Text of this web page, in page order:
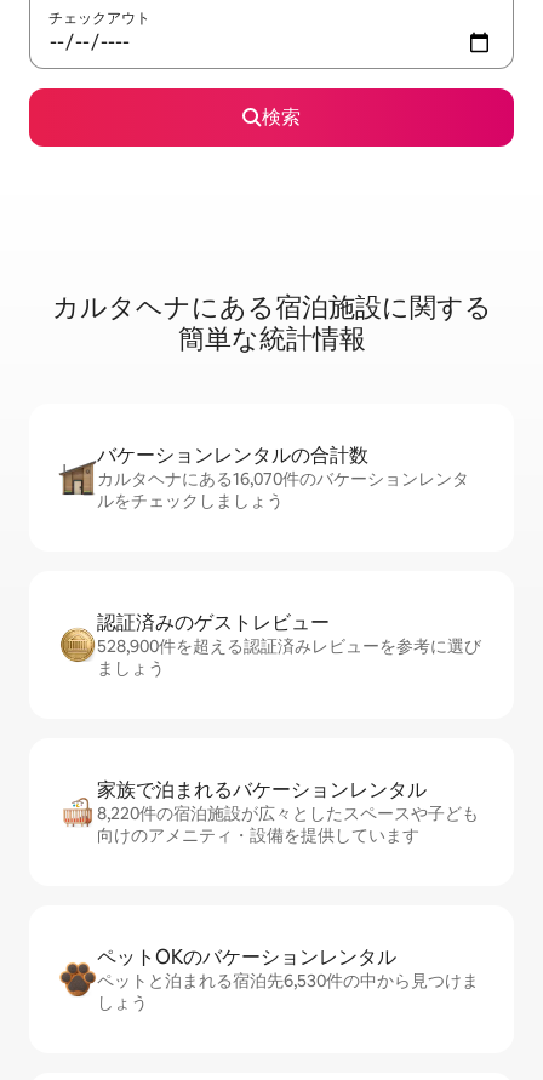
チェックアウト
検索
カルタヘナに⁠あ⁠る宿⁠泊⁠施⁠設⁠に関⁠す⁠る
簡⁠単⁠な統⁠計⁠情⁠報
バケーションレ⁠ン⁠タ⁠ル⁠の合⁠計⁠数
カルタヘナにある16,070件のバケーションレンタ
ルをチェックしましょう
認証済みのゲ⁠ス⁠ト⁠レ⁠ビ⁠ュ⁠ー
528,900件を超える認証済みレビューを参考に選び
ましょう
家族で泊まれるバ⁠ケ⁠ー⁠シ⁠ョ⁠ンレ⁠ン⁠タ⁠ル
8,220件の宿泊施設が広々としたスペースや子ども
向けのアメニティ・設備を提供しています
ペットOKのバ⁠ケ⁠ー⁠シ⁠ョ⁠ンレ⁠ン⁠タ⁠ル
ペットと泊まれる宿泊先6,530件の中から見つけま
しょう